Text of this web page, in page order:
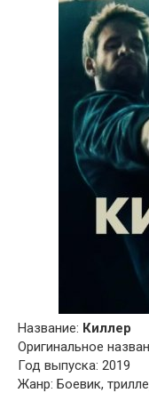
Название: Киллер
Оригинальное
Год выпуска: 2019
Жанр: Боевик,